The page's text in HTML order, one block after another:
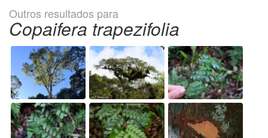
Outros resultados para
Copaifera trapezifolia